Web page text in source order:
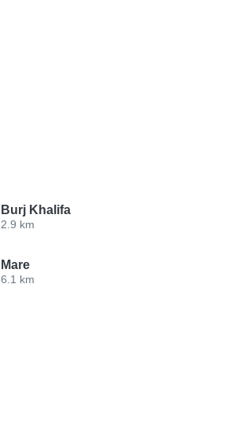
Burj Khalifa
2.9 km
Mare
6.1 km